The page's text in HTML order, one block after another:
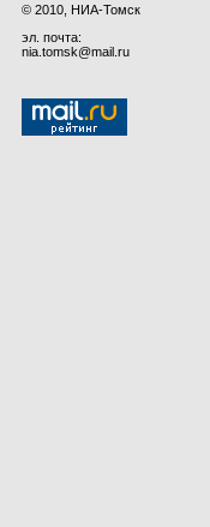
© 2010, НИА-Томск
эл. почта:
nia.tomsk@mail.ru